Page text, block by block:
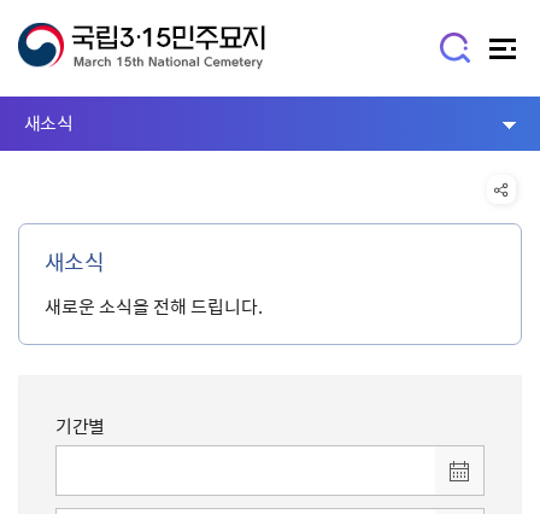
새소식
새소식
새로운 소식을 전해 드립니다.
기간별